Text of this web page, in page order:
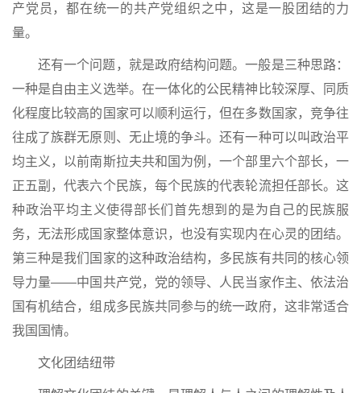
产党员，都在统一的共产党组织之中，这是一股团结的力
量。
还有一个问题，就是政府结构问题。一般是三种思路：
一种是自由主义选举。在一体化的公民精神比较深厚、同质
化程度比较高的国家可以顺利运行，但在多数国家，竞争往
往成了族群无原则、无止境的争斗。还有一种可以叫政治平
均主义，以前南斯拉夫共和国为例，一个部里六个部长，一
正五副，代表六个民族，每个民族的代表轮流担任部长。这
种政治平均主义使得部长们首先想到的是为自己的民族服
务，无法形成国家整体意识，也没有实现内在心灵的团结。
第三种是我们国家的这种政治结构，多民族有共同的核心领
导力量——中国共产党，党的领导、人民当家作主、依法治
国有机结合，组成多民族共同参与的统一政府，这非常适合
我国国情。
文化团结纽带